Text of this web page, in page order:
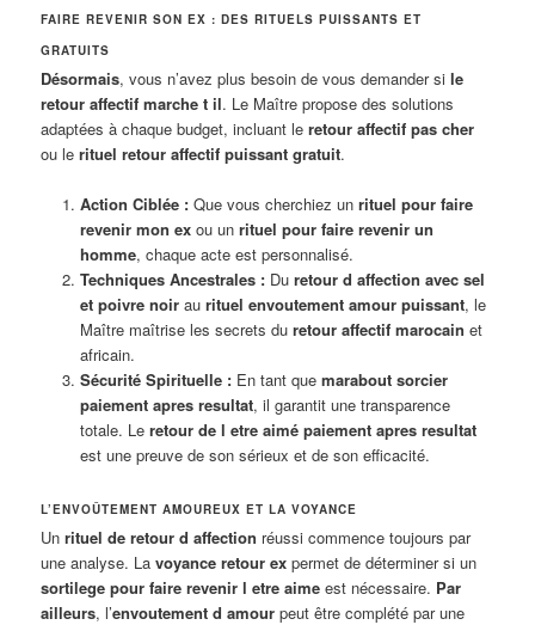
FAIRE REVENIR SON EX : DES RITUELS PUISSANTS ET
GRATUITS
Désormais, vous n’avez plus besoin de vous demander sile
retour affectif marche t il. Le Maître propose des solutions
adaptées à chaque budget, incluant leretour affectif pas cher
ou lerituel retour affectif puissant gratuit.
Action Ciblée :Que vous cherchiez un rituel pour faire
revenir mon exou un rituel pour faire revenir un
homme, chaque acte est personnalisé.
Techniques Ancestrales :Du retour d affection avec sel
et poivre noirau rituel envoutement amour puissant, le
Maître maîtrise les secrets du retour affectif marocain et
africain.
Sécurité Spirituelle :En tant que marabout sorcier
paiement apres resultat, il garantit une transparence
totale. Le retour de l etre aimé paiement apres resultat
est une preuve de son sérieux et de son efficacité.
L’ENVOÛTEMENT AMOUREUX ET LA VOYANCE
Unrituel de retour d affection réussi commence toujours par
une analyse. Lavoyance retour ex permet de déterminer si un
sortilege pour faire revenir l etre aime est nécessaire. Par
ailleurs, l’envoutement d amour peut être complété par une